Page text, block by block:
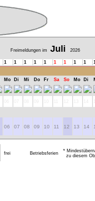
Freimeldungen im Juli 2026
1 1 1 1 1 1 1 1 1
Mo Di Mi Do Fr Sa So Mo Di
06 07 08 09 10 11 12 13 14
frei Betriebsferien
*
zu diesem